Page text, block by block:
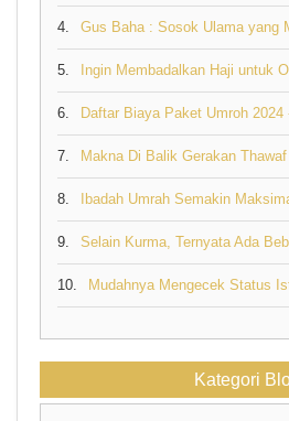
4.
5.
6. Daftar Biaya Paket Umroh 2024
7. Makna Di Balik Gerakan
8.
9.
10.
Kategori